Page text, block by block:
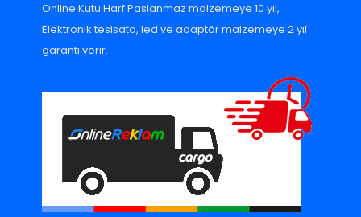
Online Kutu Harf Paslanmaz malzemeye 10 yıl,
Elektronik tesisata, led ve adaptör malzemeye 2 yıl
garanti verir.